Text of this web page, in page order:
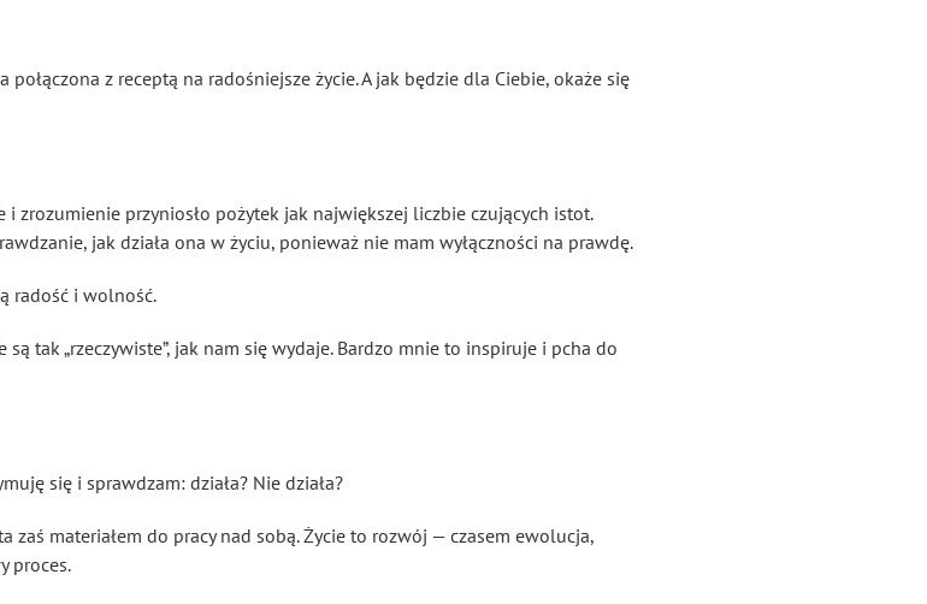
z receptą na radośniejsze życie. A jak będzie dla Ciebie, okaże się
zrozumienie przyniosło pożytek jak największej liczbie czujących istot.
jak działa ona w życiu, ponieważ nie mam wyłączności na prawdę.
radość i wolność.
tak „rzeczywiste”, jak nam się wydaje. Bardzo mnie to inspiruje i pcha do
się i sprawdzam: działa? Nie działa?
zaś materiałem do pracy nad sobą. Życie to rozwój — czasem ewolucja,
proces.